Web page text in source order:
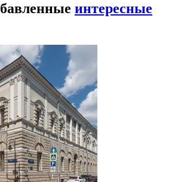
интересные